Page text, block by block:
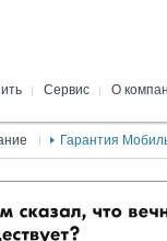
Сервис
Полезные советы
Volkswagen Сервис App.
О
Гарантия